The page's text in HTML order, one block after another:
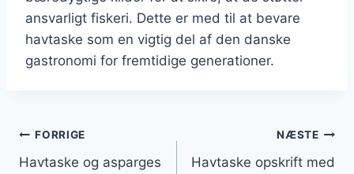
ansvarligt fiskeri. Dette er med til at bevare
havtaske som en vigtig del af den danske
gastronomi for fremtidige generationer.
Indlægsnavigation
FORRIGE
Havtaske og asparges
NÆSTE
Havtaske opskrift med